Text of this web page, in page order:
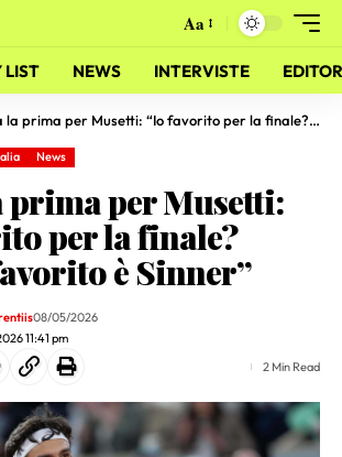
Aa
LIST NEWS INTERVISTE
prima per Musetti: “Io favorito per la finale? L’unico favorito è Sinner”
News
prima per Musetti:
per la finale?
è Sinner”
11:41 pm
08/05/2026
2 Min Read